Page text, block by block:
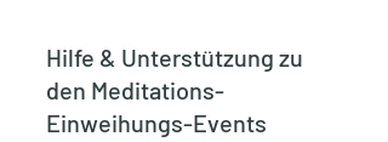
​Hilfe & Unterstützung zu
den Meditations-
Einweihungs-Events